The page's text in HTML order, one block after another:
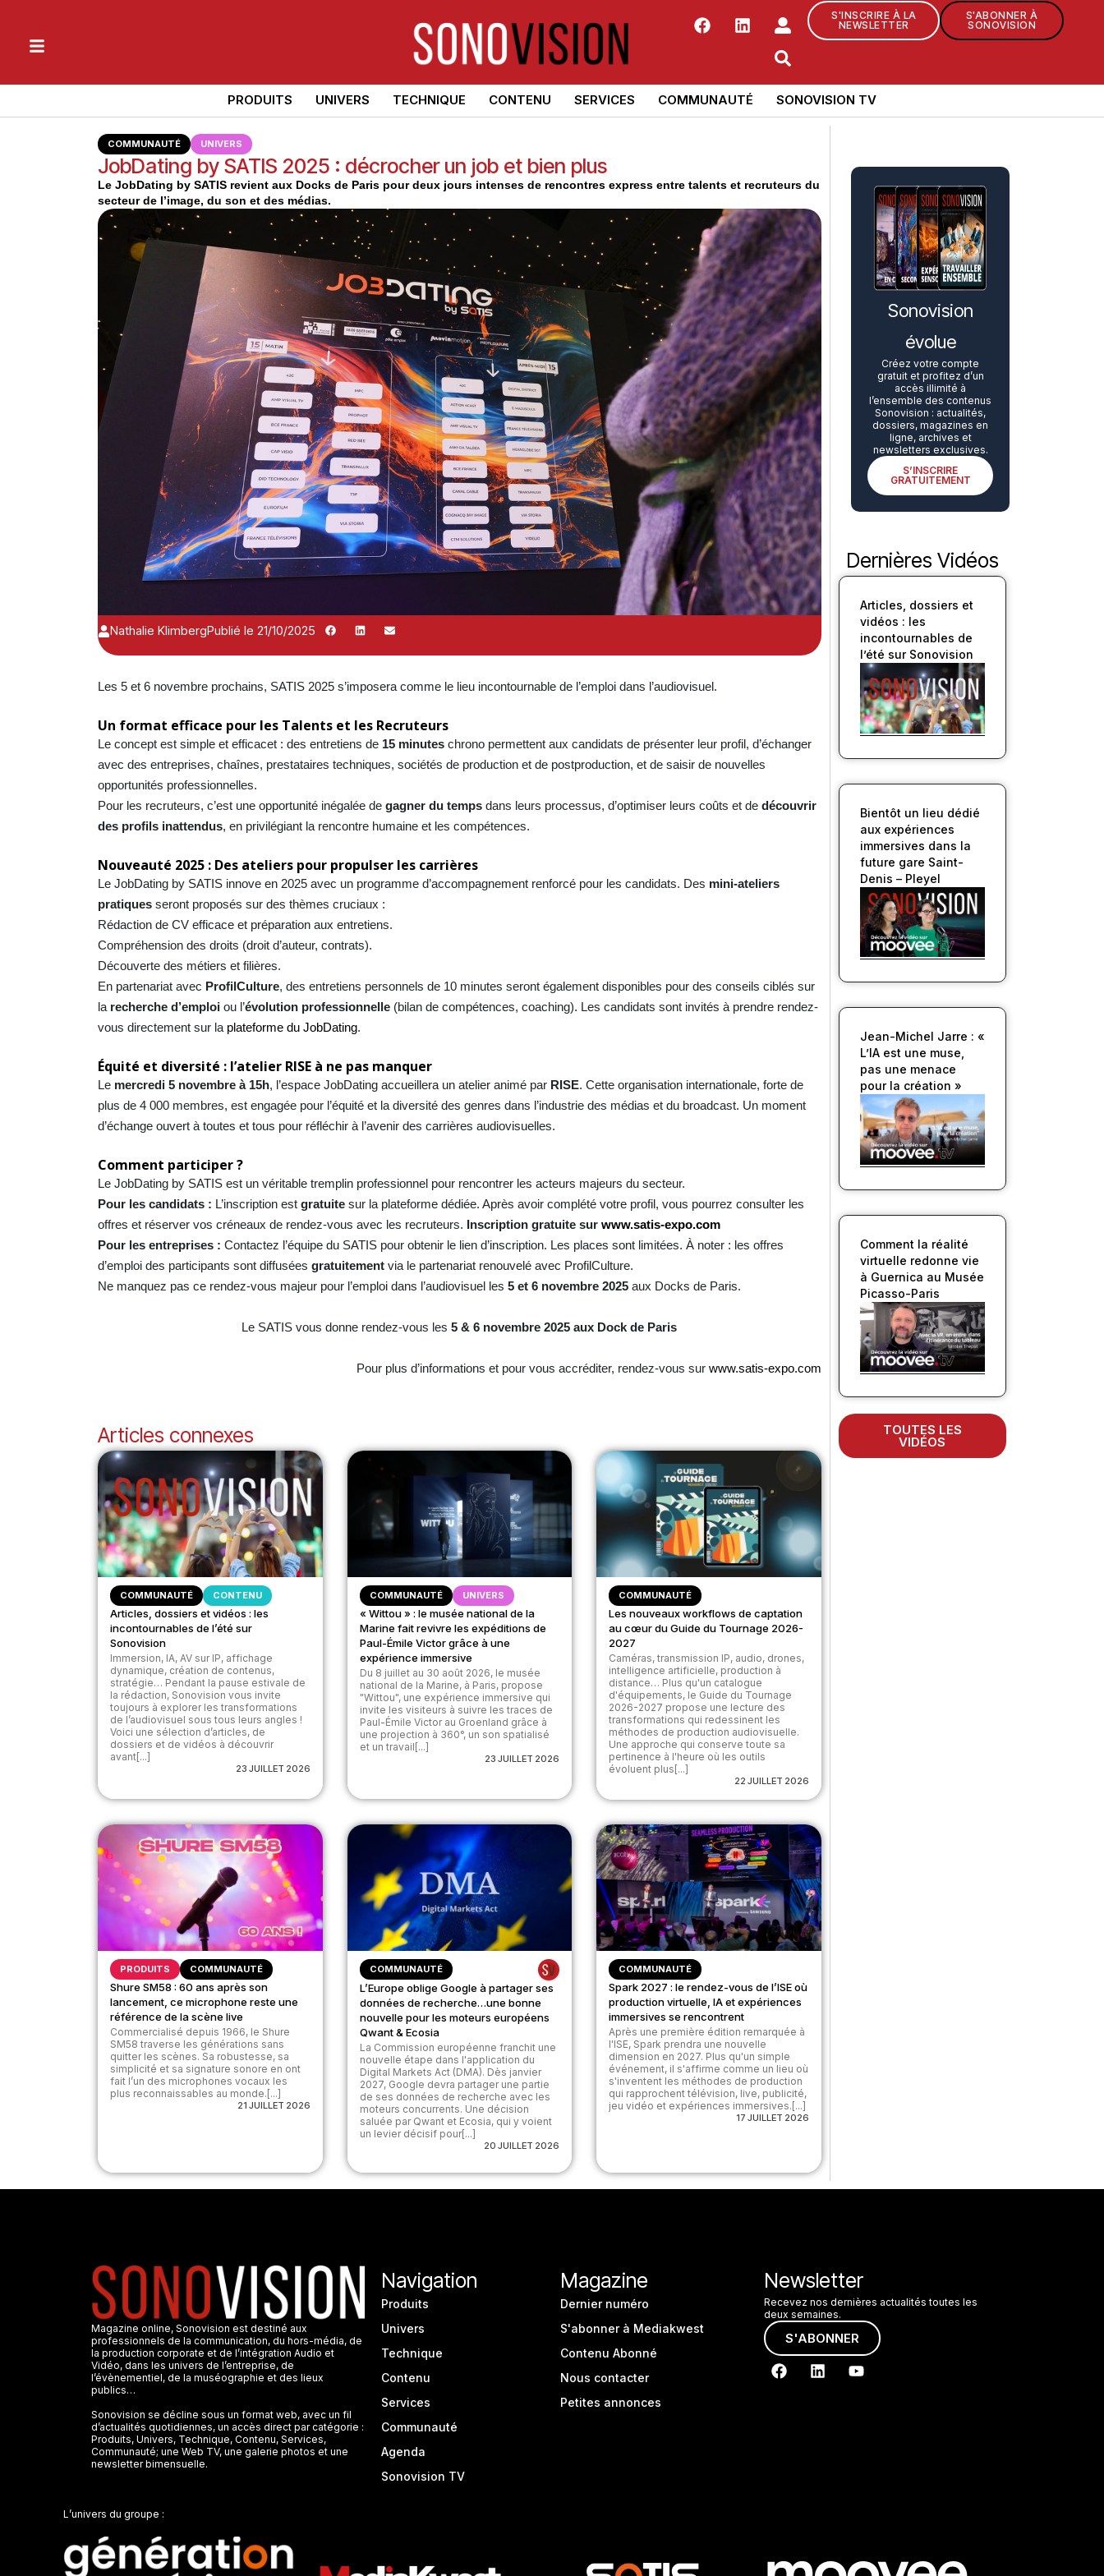
S'INSCRIRE À LA
NEWSLETTER
S'ABONNER À
SONOVISION
PRODUITS UNIVERS TECHNIQUE CONTENU SERVICES COMMUNAUTÉ SONOVISION TV
COMMUNAUTÉ UNIVERS
JobDating by SATIS 2025 : décrocher un job et bien plus
Le JobDating by SATIS revient aux Docks de Paris pour deux jours intenses de rencontres express entre talents et recruteurs du
secteur de l’image, du son et des médias.
Nathalie KlimbergPublié le 21/10/2025
Les 5 et 6 novembre prochains, SATIS 2025 s’imposera comme le lieu incontournable de l’emploi dans l’audiovisuel.
Un format efficace pour les Talents et les Recruteurs
Le concept est simple et efficacet : des entretiens de 15 minutes chrono permettent aux candidats de présenter leur profil, d’échanger
avec des entreprises, chaînes, prestataires techniques, sociétés de production et de postproduction, et de saisir de nouvelles
opportunités professionnelles.
Pour les recruteurs, c’est une opportunité inégalée degagner du temps dans leurs processus, d’optimiser leurs coûts et dedécouvrir
des profils inattendus, en privilégiant la rencontre humaine et les compétences.
Nouveauté 2025 : Des ateliers pour propulser les carrières
Le JobDating by SATIS innove en 2025 avec un programme d’accompagnement renforcé pour les candidats. Des mini-ateliers
pratiques seront proposés sur des thèmes cruciaux :
Rédaction de CV efficace et préparation aux entretiens.
Compréhension des droits (droit d’auteur, contrats).
Découverte des métiers et filières.
En partenariat avec ProfilCulture, des entretiens personnels de 10 minutes seront également disponibles pour des conseils ciblés sur
la recherche d’emploi ou l’évolution professionnelle (bilan de compétences, coaching). Les candidats sont invités à prendre rendez-
vous directement sur la plateforme du JobDating.
Équité et diversité : l’atelier RISE à ne pas manquer
Le mercredi 5 novembre à 15h, l’espace JobDating accueillera un atelier animé par RISE. Cette organisation internationale, forte de
plus de 4 000 membres, est engagée pour l’équité et la diversité des genres dans l’industrie des médias et du broadcast. Un moment
d’échange ouvert à toutes et tous pour réfléchir à l’avenir des carrières audiovisuelles.
Comment participer ?
Le JobDating by SATIS est un véritable tremplin professionnel pour rencontrer les acteurs majeurs du secteur.
Pour les candidats : L’inscription estgratuite sur la plateforme dédiée. Après avoir complété votre profil, vous pourrez consulter les
offres et réserver vos créneaux de rendez-vous avec les recruteurs. Inscription gratuite surwww.satis-expo.com
Pour les entreprises : Contactez l’équipe du SATIS pour obtenir le lien d’inscription. Les places sont limitées. À noter : les offres
d’emploi des participants sont diffuséesgratuitement via le partenariat renouvelé avec ProfilCulture.
Ne manquez pas ce rendez-vous majeur pour l’emploi dans l’audiovisuel les5 et 6 novembre 2025 aux Docks de Paris.
Le SATIS vous donne rendez-vous les5 & 6 novembre 2025 aux Dock de Paris
Pour plus d’informations et pour vous accréditer, rendez-vous sur www.satis-expo.com
Articles connexes
COMMUNAUTÉ CONTENU
Articles, dossiers et vidéos : les
incontournables de l’été sur
Sonovision
Immersion, IA, AV sur IP, affichage
dynamique, création de contenus,
stratégie… Pendant la pause estivale de
la rédaction, Sonovision vous invite
toujours à explorer les transformations
de l’audiovisuel sous tous leurs angles !
Voici une sélection d’articles, de
dossiers et de vidéos à découvrir
avant[...]
23 JUILLET 2026
COMMUNAUTÉ UNIVERS
« Wittou » : le musée national de la
Marine fait revivre les expéditions de
Paul-Émile Victor grâce à une
expérience immersive
Du 8 juillet au 30 août 2026, le musée
national de la Marine, à Paris, propose
"Wittou", une expérience immersive qui
invite les visiteurs à suivre les traces de
Paul-Émile Victor au Groenland grâce à
une projection à 360°, un son spatialisé
et un travail[...]
23 JUILLET 2026
COMMUNAUTÉ
Les nouveaux workflows de captation
au cœur du Guide du Tournage 2026-
2027
Caméras, transmission IP, audio, drones,
intelligence artificielle, production à
distance… Plus qu'un catalogue
d'équipements, le Guide du Tournage
2026-2027 propose une lecture des
transformations qui redessinent les
méthodes de production audiovisuelle.
Une approche qui conserve toute sa
pertinence à l'heure où les outils
évoluent plus[...]
22 JUILLET 2026
PRODUITS COMMUNAUTÉ
Shure SM58 : 60 ans après son
lancement, ce microphone reste une
référence de la scène live
Commercialisé depuis 1966, le Shure
SM58 traverse les générations sans
quitter les scènes. Sa robustesse, sa
simplicité et sa signature sonore en ont
fait l’un des microphones vocaux les
plus reconnaissables au monde.[...]
21 JUILLET 2026
COMMUNAUTÉ
L’Europe oblige Google à partager ses
données de recherche…une bonne
nouvelle pour les moteurs européens
Qwant & Ecosia
La Commission européenne franchit une
nouvelle étape dans l'application du
Digital Markets Act (DMA). Dès janvier
2027, Google devra partager une partie
de ses données de recherche avec les
moteurs concurrents. Une décision
saluée par Qwant et Ecosia, qui y voient
un levier décisif pour[...]
20 JUILLET 2026
COMMUNAUTÉ
Spark 2027 : le rendez-vous de l’ISE où
production virtuelle, IA et expériences
immersives se rencontrent
Après une première édition remarquée à
l'ISE, Spark prendra une nouvelle
dimension en 2027. Plus qu'un simple
événement, il s'affirme comme un lieu où
s'inventent les méthodes de production
qui rapprochent télévision, live, publicité,
jeu vidéo et expériences immersives.[...]
17 JUILLET 2026
Sonovision
évolue
Créez votre compte
gratuit et profitez d’un
accès illimité à
l’ensemble des contenus
Sonovision : actualités,
dossiers, magazines en
ligne, archives et
newsletters exclusives.
S’INSCRIRE
GRATUITEMENT
Dernières Vidéos
Articles, dossiers et
vidéos : les
incontournables de
l’été sur Sonovision
Bientôt un lieu dédié
aux expériences
immersives dans la
future gare Saint-
Denis – Pleyel
Jean-Michel Jarre : «
L’IA est une muse,
pas une menace
pour la création »
Comment la réalité
virtuelle redonne vie
à Guernica au Musée
Picasso-Paris
TOUTES LES
VIDÉOS
Magazine online, Sonovision est destiné aux
professionnels de la communication, du hors-média, de
la production corporate et de l’intégration Audio et
Vidéo, dans les univers de l’entreprise, de
l’évènementiel, de la muséographie et des lieux
publics…
Sonovision se décline sous un format web, avec un fil
d’actualités quotidiennes, un accès direct par catégorie :
Produits, Univers, Technique, Contenu, Services,
Communauté; une Web TV, une galerie photos et une
newsletter bimensuelle.
Navigation
Produits
Univers
Technique
Contenu
Services
Communauté
Agenda
Sonovision TV
Magazine
Dernier numéro
S'abonner à Mediakwest
Contenu Abonné
Nous contacter
Petites annonces
Newsletter
Recevez nos dernières actualités toutes les
deux semaines.
S'ABONNER
L’univers du groupe :